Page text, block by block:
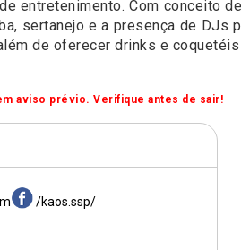
entretenimento. Com conceito
sertanejo e a presença de DJs
de oferecer drinks e
aviso prévio. Verifique antes de sair!
/kaos.ssp/